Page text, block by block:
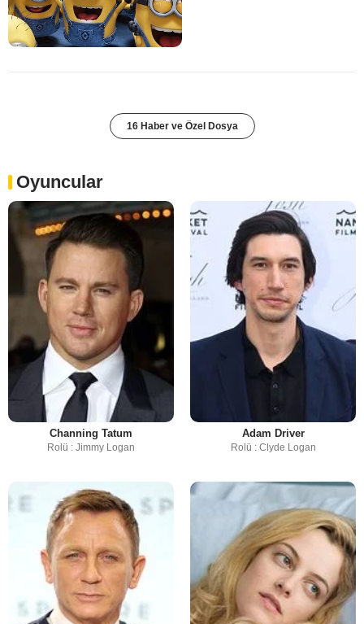
16 Haber ve Özel Dosya
Oyuncular
Channing Tatum
Rolü : Jimmy Logan
Adam Driver
Rolü : Clyde Logan